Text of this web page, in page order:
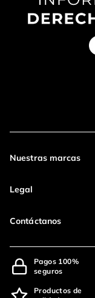
Nuestras marcas
Legal
Contáctanos
Pagos 100%
seguros
Productos de